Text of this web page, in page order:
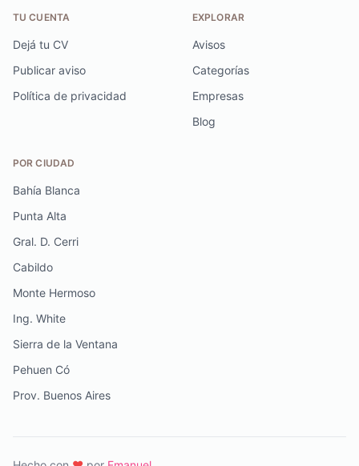
TU CUENTA
Dejá tu CV
Publicar aviso
Política de privacidad
EXPLORAR
Avisos
Categorías
Empresas
Blog
POR CIUDAD
Bahía Blanca
Punta Alta
Gral. D. Cerri
Cabildo
Monte Hermoso
Ing. White
Sierra de la Ventana
Pehuen Có
Prov. Buenos Aires